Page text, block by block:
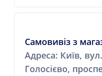
Самовивіз з
Адреса: Київ,
Голосієво,